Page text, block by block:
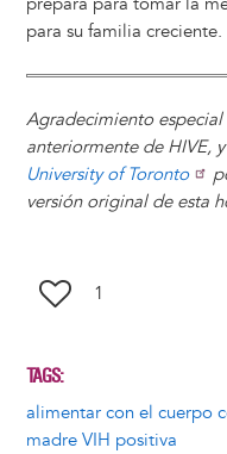
para su familia creciente.
Agradecimiento especial
anteriormente de HIVE,
University of Toronto
versión original de esta
1
TAGS
alimentar con el cuerpo
madre VIH positiva